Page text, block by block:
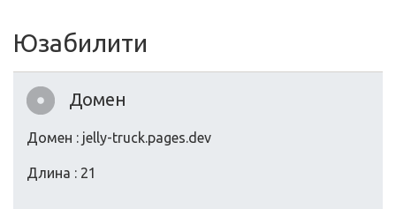
Юзабилити
Домен
Домен : jelly-truck.pages.dev
Длина : 21